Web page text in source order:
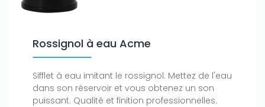
Rossignol à eau Acme
Sifflet à eau imitant le rossignol. Mettez de l'eau
dans son réservoir et vous obtenez un son
puissant. Qualité et finition professionnelles.